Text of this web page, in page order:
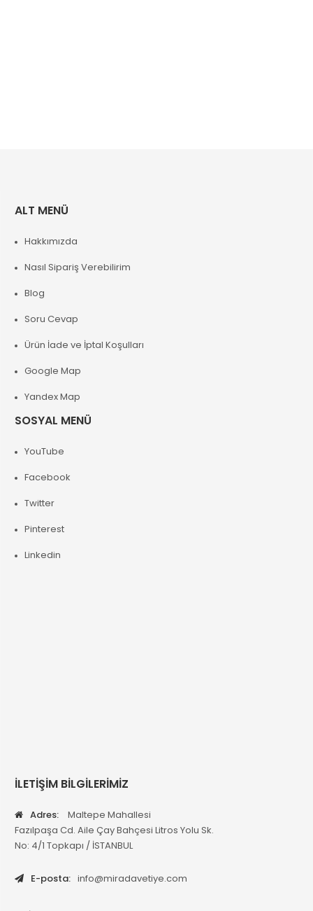
ALT MENÜ
Hakkımızda
Nasıl Sipariş Verebilirim
Blog
Soru Cevap
Ürün İade ve İptal Koşulları
Google Map
Yandex Map
SOSYAL MENÜ
YouTube
Facebook
Twitter
Pinterest
Linkedin
İLETİŞİM BİLGİLERİMİZ
Adres:
Maltepe Mahallesi
Fazılpaşa Cd. Aile Çay Bahçesi Litros Yolu Sk.
No: 4/1 Topkapı / İSTANBUL
E-posta: info@miradavetiye.com